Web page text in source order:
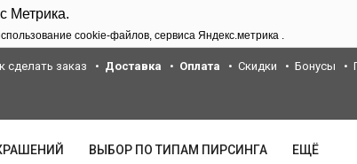
Метрика.
cookie-файлов, сервиса Яндекс.метрика .
сделать заказ Доставка Оплата Скидки Бонусы
ВЫБОР ПО ТИПАМ ПИРСИНГА ЕЩЁ